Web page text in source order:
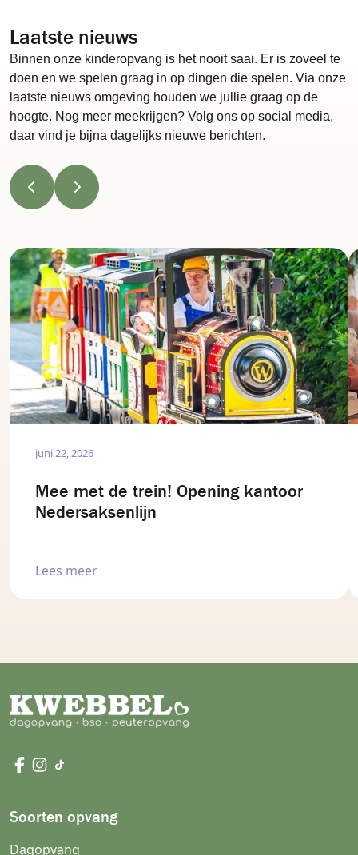
Laatste nieuws
Binnen onze kinderopvang is het nooit saai. Er is zoveel te
doen en we spelen graag in op dingen die spelen. Via onze
laatste nieuws omgeving houden we jullie graag op de
hoogte. Nog meer meekrijgen? Volg ons op social media,
daar vind je bijna dagelijks nieuwe berichten.
juni 22, 2026
Mee met de trein! Opening kantoor
Nedersaksenlijn
Lees meer
Soorten opvang
Dagopvang